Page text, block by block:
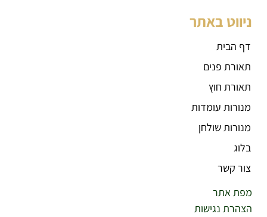
ניווט באתר
דף הבית
תאורת פנים
תאורת חוץ
מנורות עומדות
מנורות שולחן
בלוג
צור קשר
מפת אתר
הצהרת נגישות